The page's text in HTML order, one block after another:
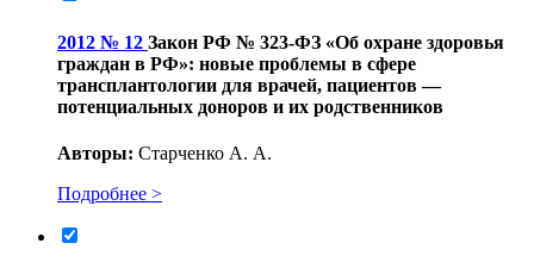
2012 № 12 Закон РФ № 323-ФЗ «Об охране здоровья
граждан в РФ»: новые проблемы в сфере
трансплантологии для врачей, пациентов —
потенциальных доноров и их родственников
Авторы: Старченко А. А.
Подробнее >